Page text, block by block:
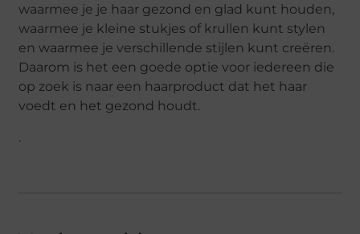
waarmee je je haar gezond en glad kunt houden,
waarmee je kleine stukjes of krullen kunt stylen
en waarmee je verschillende stijlen kunt creëren.
Daarom is het een goede optie voor iedereen die
op zoek is naar een haarproduct dat het haar
voedt en het gezond houdt.
.